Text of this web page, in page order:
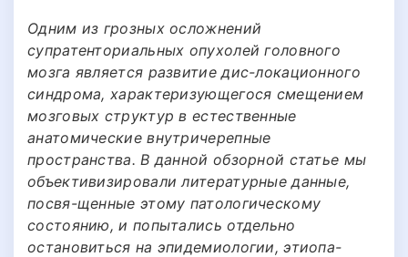
Одним из грозных осложнений
супратенториальных опухолей головного
мозга является развитие дис-локационного
синдрома, характеризующегося смещением
мозговых структур в естественные
анатомические внутричерепные
пространства. В данной обзорной статье мы
объективизировали литературные данные,
посвя-щенные этому патологическому
состоянию, и попытались отдельно
остановиться на эпидемиологии, этиопа-